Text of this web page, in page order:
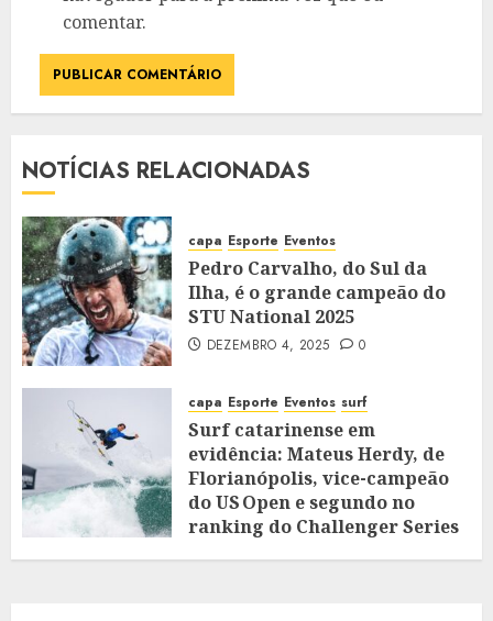
comentar.
NOTÍCIAS RELACIONADAS
capa Esporte Eventos
Pedro Carvalho, do Sul da
Ilha, é o grande campeão do
STU National 2025
DEZEMBRO 4, 2025 0
capa Esporte Eventos surf
Surf catarinense em
evidência: Mateus Herdy, de
Florianópolis, vice-campeão
do US Open e segundo no
ranking do Challenger Series
AGOSTO 4, 2025 0